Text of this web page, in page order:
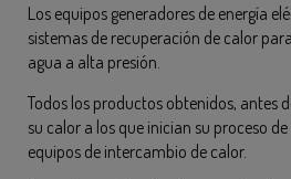
Los equipos generadores de energía
sistemas de recuperación de calor
agua a alta presión.
Todos los productos obtenidos, antes
su calor a los que inician su proceso
equipos de intercambio de calor.